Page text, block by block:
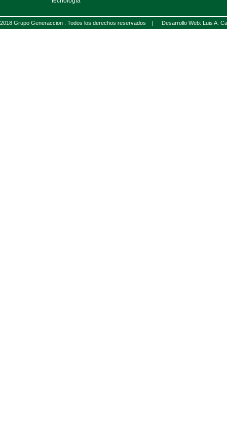
2018 Grupo Generaccion . Todos los derechos reservados | Desarrollo Web: Luis